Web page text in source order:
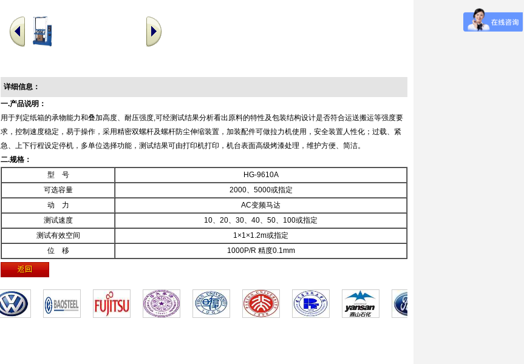
详细信息：
一.产品说明：
用于判定纸箱的承物能力和叠加高度、耐压强度,可经测试结果分析看出原料的特性及包装结构设计是否符合运送搬运等强度要
求，控制速度稳定，易于操作，采用精密双螺杆及螺杆防尘伸缩装置，加装配件可做拉力机使用，安全装置人性化；过载、紧
急、上下行程设定停机，多单位选择功能，测试结果可由打印机打印，机台表面高级烤漆处理，维护方便、简洁。
二.规格：
型 号
HG-9610A
可选容量
2000、5000或指定
动 力
AC变频马达
测试速度
10、20、30、40、50、100或指定
测试有效空间
1×1×1.2m或指定
位 移
1000P/R 精度0.1mm